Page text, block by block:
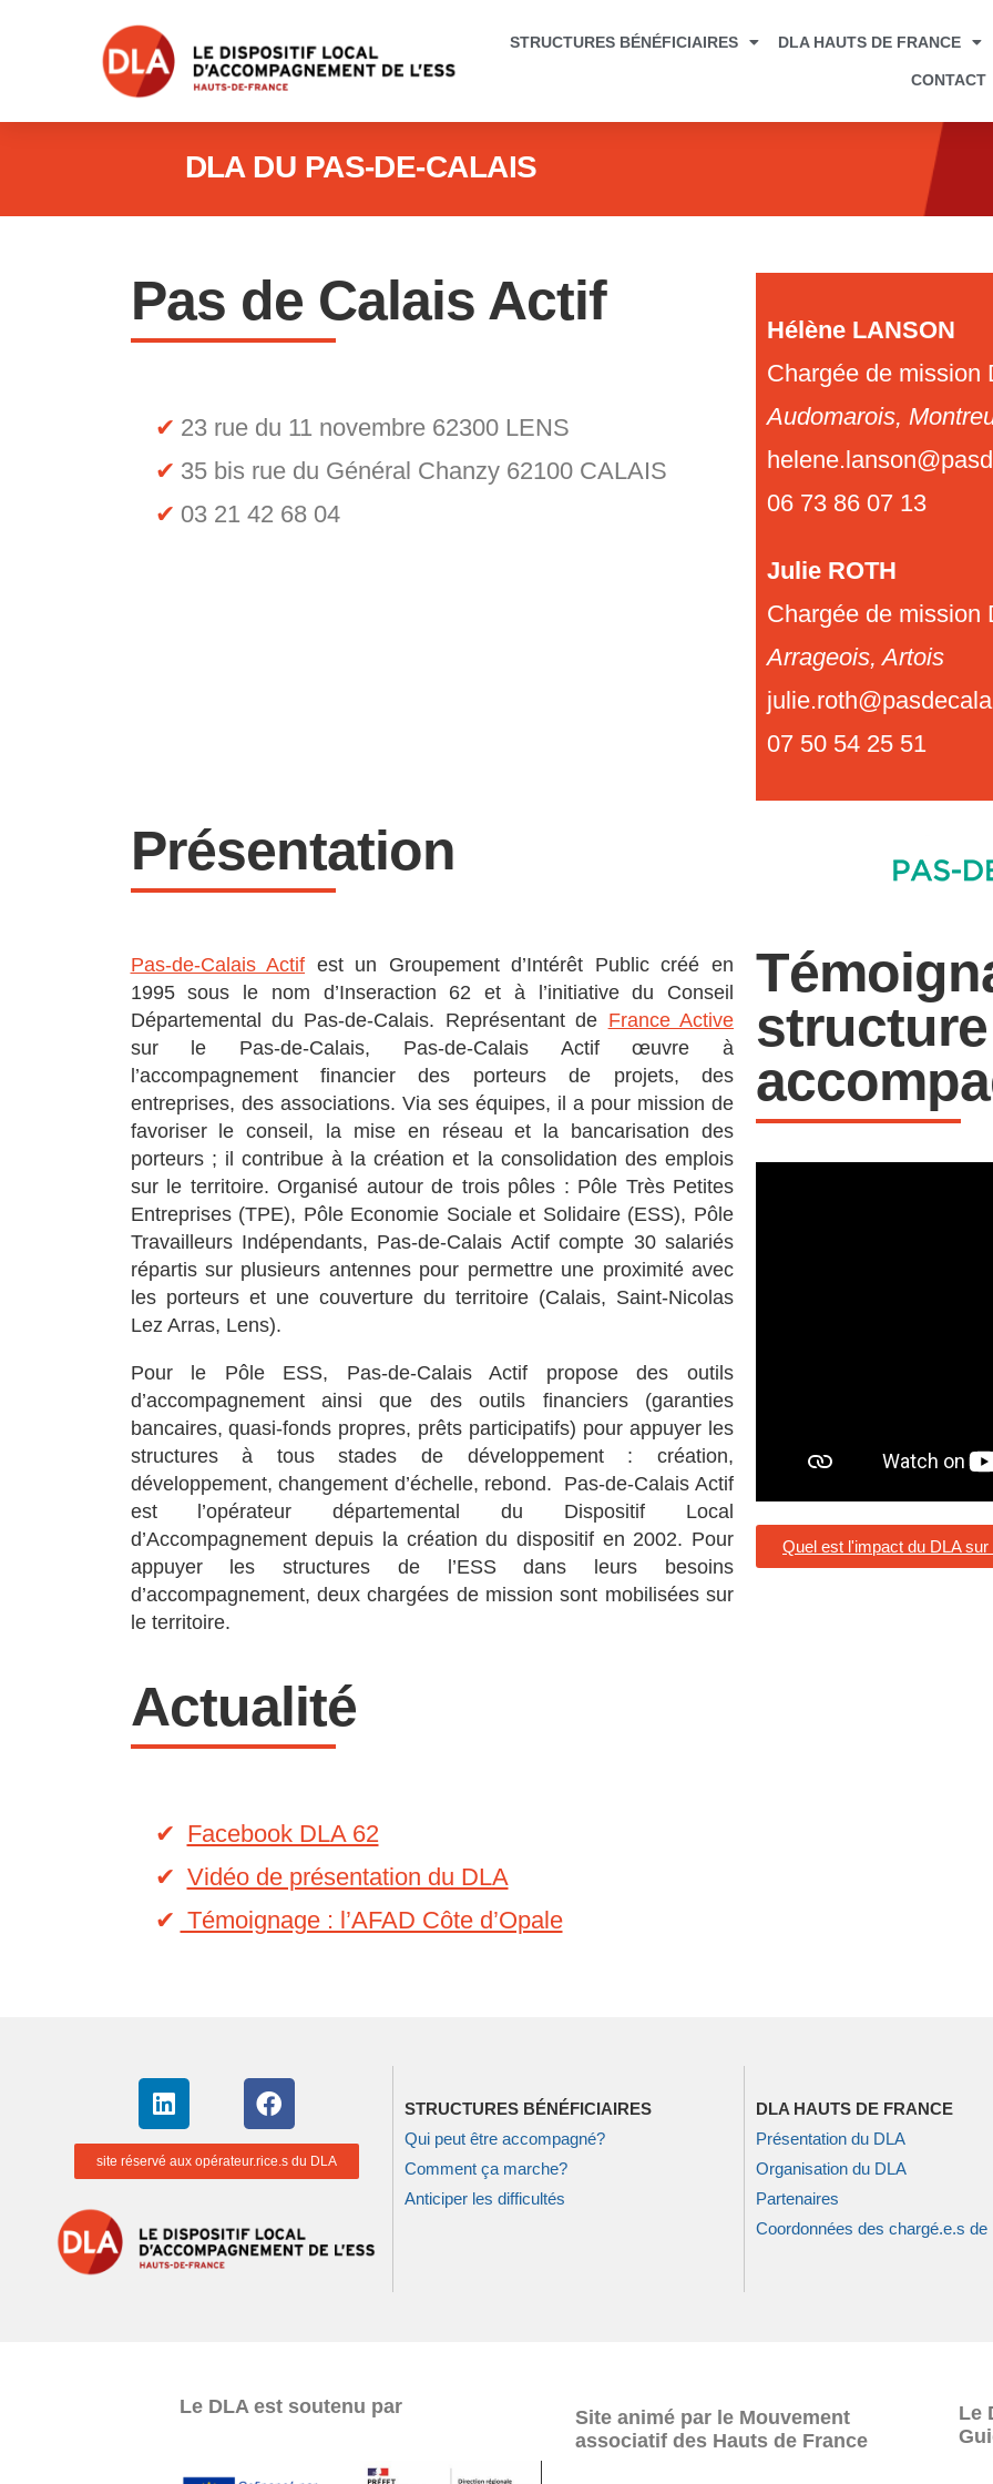
STRUCTURES BÉNÉFICIAIRES DLA HAUTS DE FRANCE
CONTACT
DLA DU PAS-DE-CALAIS
Pas de Calais Actif
23 rue du 11 novembre 62300 LENS
35 bis rue du Général Chanzy 62100 CALAIS
03 21 42 68 04
Hélène LANSON
Chargée de mission
Audomarois,
06 73 86 07 13
Julie ROTH
Chargée de mission
Arrageois, Artois
07 50 54 25 51
Présentation
Pas-de-Calais Actif est un Groupement d’Intérêt Public créé en
1995 sous le nom d’Inseraction 62 et à l’initiative du Conseil
Départemental du Pas-de-Calais. Représentant de France Active
sur le Pas-de-Calais, Pas-de-Calais Actif œuvre à
l’accompagnement financier des porteurs de projets, des
entreprises, des associations. Via ses équipes, il a pour mission de
favoriser le conseil, la mise en réseau et la bancarisation des
porteurs ; il contribue à la création et la consolidation des emplois
sur le territoire. Organisé autour de trois pôles : Pôle Très Petites
Entreprises (TPE), Pôle Economie Sociale et Solidaire (ESS), Pôle
Travailleurs Indépendants, Pas-de-Calais Actif compte 30 salariés
répartis sur plusieurs antennes pour permettre une proximité avec
les porteurs et une couverture du territoire (Calais, Saint-Nicolas
Lez Arras, Lens).
Pour le Pôle ESS, Pas-de-Calais Actif propose des outils
d’accompagnement ainsi que des outils financiers (garanties
bancaires, quasi-fonds propres, prêts participatifs) pour appuyer les
structures à tous stades de développement : création,
développement, changement d’échelle, rebond. Pas-de-Calais Actif
est l’opérateur départemental du Dispositif Local
d’Accompagnement depuis la création du dispositif en 2002. Pour
appuyer les structures de l’ESS dans leurs besoins
d’accompagnement, deux chargées de mission sont mobilisées sur
le territoire.
Actualité
Facebook DLA 62
Vidéo de présentation du DLA
Témoignage : l’AFAD Côte d’Opale
structure
Quel est l'impact du DLA
site réservé aux opérateur.rice.s du DLA
STRUCTURES BÉNÉFICIAIRES
Qui peut être accompagné?
Comment ça marche?
Anticiper les difficultés
DLA HAUTS DE FRANCE
Présentation du DLA
Organisation du DLA
Partenaires
Coordonnées des chargé.e.s
Le DLA est soutenu par
Site animé par le Mouvement
associatif des Hauts de France
Le